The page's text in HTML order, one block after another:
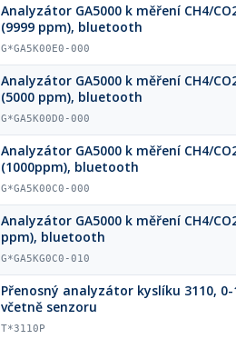
Analyzátor GA5000 k měření CH4/
(9999 ppm), bluetooth
G*GA5K00E0-000
Analyzátor GA5000 k měření CH4/
(5000 ppm), bluetooth
G*GA5K00D0-000
Analyzátor GA5000 k měření CH4/
(1000ppm), bluetooth
G*GA5K00C0-000
Analyzátor GA5000 k měření CH4/
ppm), bluetooth
G*GA5KG0C0-010
Přenosný analyzátor kyslíku 3110, 0-
včetně senzoru
T*3110P